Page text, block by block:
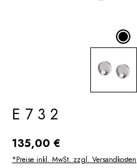
E732
Regulärer Preis:
135,00 €
*Preise inkl. MwSt. zzgl. Versandkosten